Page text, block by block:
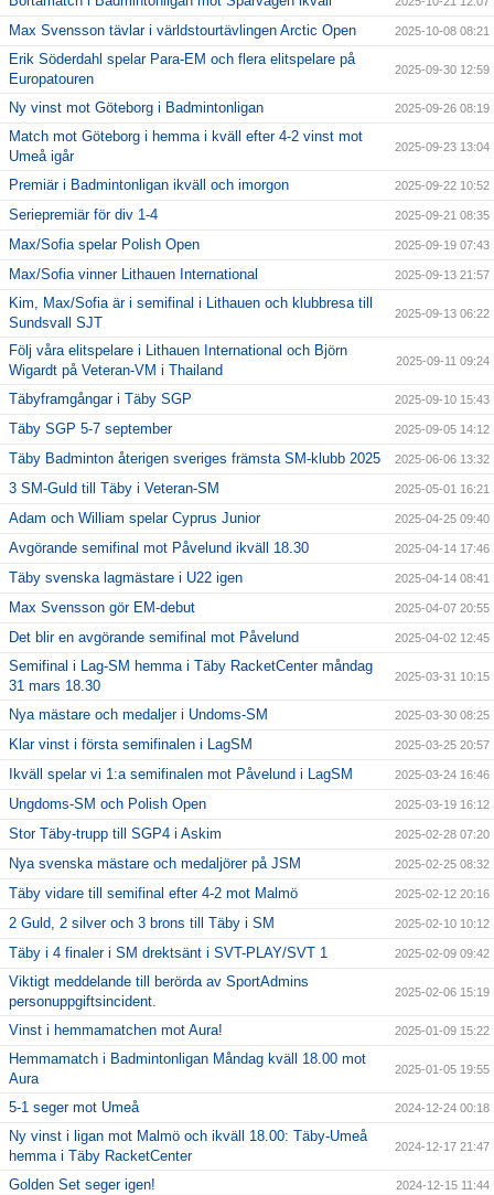
Max Svensson tävlar i världstourtävlingen Arctic Open 2025-10-08 08:21
Erik Söderdahl spelar Para-EM och flera elitspelare på
Europatouren
2025-09-30 12:59
Ny vinst mot Göteborg i Badmintonligan 2025-09-26 08:19
Match mot Göteborg i hemma i kväll efter 4-2 vinst mot
Umeå igår
2025-09-23 13:04
Premiär i Badmintonligan ikväll och imorgon 2025-09-22 10:52
Seriepremiär för div 1-4 2025-09-21 08:35
Max/Sofia spelar Polish Open 2025-09-19 07:43
Max/Sofia vinner Lithauen International 2025-09-13 21:57
Kim, Max/Sofia är i semifinal i Lithauen och klubbresa till
Sundsvall SJT
2025-09-13 06:22
Följ våra elitspelare i Lithauen International och Björn
Wigardt på Veteran-VM i Thailand
2025-09-11 09:24
Täbyframgångar i Täby SGP 2025-09-10 15:43
Täby SGP 5-7 september 2025-09-05 14:12
Täby Badminton återigen sveriges främsta SM-klubb 2025 2025-06-06 13:32
3 SM-Guld till Täby i Veteran-SM 2025-05-01 16:21
Adam och William spelar Cyprus Junior 2025-04-25 09:40
Avgörande semifinal mot Påvelund ikväll 18.30 2025-04-14 17:46
Täby svenska lagmästare i U22 igen 2025-04-14 08:41
Max Svensson gör EM-debut 2025-04-07 20:55
Det blir en avgörande semifinal mot Påvelund 2025-04-02 12:45
Semifinal i Lag-SM hemma i Täby RacketCenter måndag
31 mars 18.30
2025-03-31 10:15
Nya mästare och medaljer i Undoms-SM 2025-03-30 08:25
Klar vinst i första semifinalen i LagSM 2025-03-25 20:57
Ikväll spelar vi 1:a semifinalen mot Påvelund i LagSM 2025-03-24 16:46
Ungdoms-SM och Polish Open 2025-03-19 16:12
Stor Täby-trupp till SGP4 i Askim 2025-02-28 07:20
Nya svenska mästare och medaljörer på JSM 2025-02-25 08:32
Täby vidare till semifinal efter 4-2 mot Malmö 2025-02-12 20:16
2 Guld, 2 silver och 3 brons till Täby i SM 2025-02-10 10:12
Täby i 4 finaler i SM drektsänt i SVT-PLAY/SVT 1 2025-02-09 09:42
Viktigt meddelande till berörda av SportAdmins
personuppgiftsincident.
2025-02-06 15:19
Vinst i hemmamatchen mot Aura! 2025-01-09 15:22
Hemmamatch i Badmintonligan Måndag kväll 18.00 mot
Aura
2025-01-05 19:55
5-1 seger mot Umeå 2024-12-24 00:18
Ny vinst i ligan mot Malmö och ikväll 18.00: Täby-Umeå
hemma i Täby RacketCenter
2024-12-17 21:47
Golden Set seger igen! 2024-12-15 11:44